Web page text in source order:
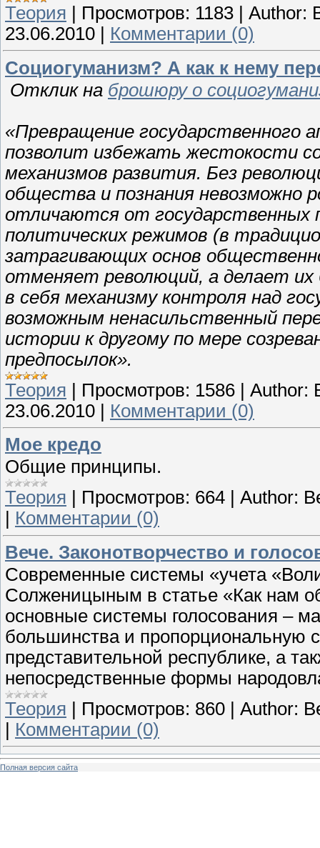
Теория
Просмотров: 1183 Author:
23.06.2010
Комментарии (0)
Социогуманизм? А как к нему
Отклик на брошюру о
«Превращение государственного
позволит избежать жестокости
механизмов развития. Без
общества и познания невозможно
отличаются от государственных
политических режимов (в
затрагивающих основ
отменяет революций, а делает их
в себя механизму контроля над
возможным ненасильственный
истории к другому по мере
предпосылок».
Теория | Просмотров: 1586 | Author:
23.06.2010 | Комментарии (0)
Мое кредо
Общие принципы.
Теория
Просмотров: 664 Author:
Комментарии (0)
Вече. Законотворчество и
Современные системы «учета
Солженицыным в статье «Как нам
основные системы голосования –
большинства и пропорциональную
представительной республике, а
непосредственные формы
Теория
Просмотров: 860 Author:
Комментарии (0)
Полная версия сайта